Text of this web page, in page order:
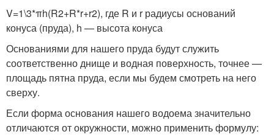
V=1\3*πh(R2+R*r+r2), где R и r радиусы оснований
конуса (пруда), h — высота конуса
Основаниями для нашего пруда будут служить
соответственно днище и водная поверхность, точнее —
площадь пятна пруда, если мы будем смотреть на него
сверху.
Если форма основания нашего водоема значительно
отличаются от окружности, можно применить формулу: